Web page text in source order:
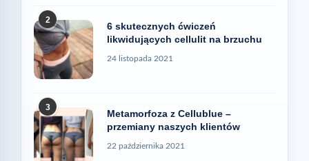
2
6 skutecznych ćwiczeń
likwidujących cellulit na brzuchu
24 listopada 2021
3
Metamorfoza z Cellublue –
przemiany naszych klientów
22 października 2021